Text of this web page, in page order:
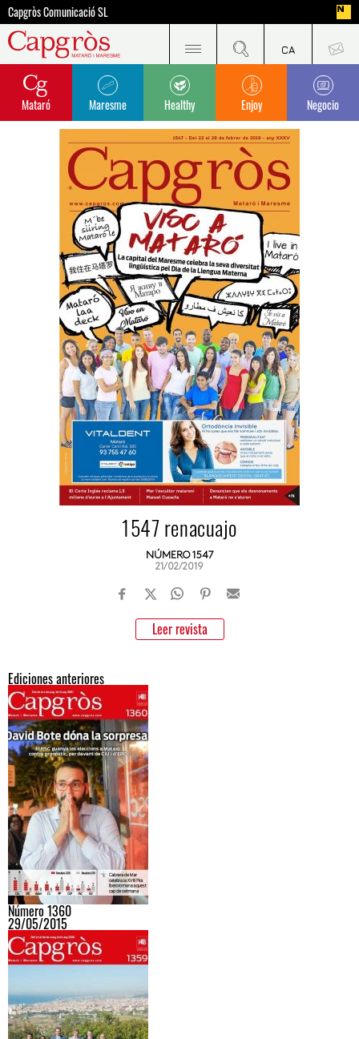
Capgròs Comunicació SL
Mataró Maresme Healthy Enjoy Negocio
1547 renacuajo
NÚMERO 1547
21/02/2019
Leer revista
Ediciones anteriores
Número 1360
29/05/2015